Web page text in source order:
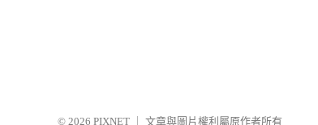
© 2026 PIXNET 文章與圖片權利屬原作者所有